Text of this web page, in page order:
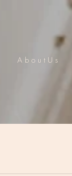
A b o u t U s